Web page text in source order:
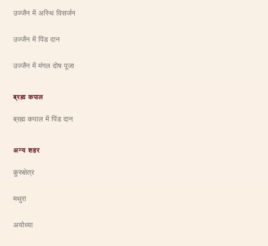
उज्जैन में अस्थि विसर्जन
उज्जैन में पिंड दान
उज्जैन में मंगल दोष पूजा
ब्रह्म कपाल
ब्रह्म कपाल में पिंड दान
अन्य शहर
कुरुक्षेत्र
मथुरा
अयोध्या